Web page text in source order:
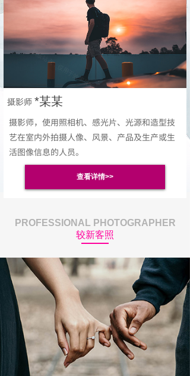
PROFESSIONAL PHOTOGRAPHER
较新客照
摄影师 *某某
摄影师，使用照相机、感光片、光源和造型技
艺在室内外拍摄人像、风景、产品及生产或生
活图像信息的人员。
查看详情>>